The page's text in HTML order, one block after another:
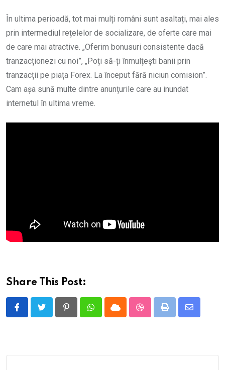
În ultima perioadă, tot mai mulți români sunt asaltați, mai ales
prin intermediul rețelelor de socializare, de oferte care mai
de care mai atractive. „Oferim bonusuri consistente dacă
tranzacționezi cu noi”, „Poți să-ți înmulțești banii prin
tranzacții pe piața Forex. La început fără niciun comision”.
Cam așa sună multe dintre anunțurile care au inundat
internetul în ultima vreme.
Share This Post:
PinterestWhatsappCloud StumbleUpon
Print
Share